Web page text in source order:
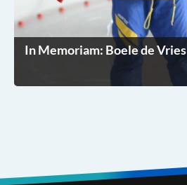
In Memoriam: Boele de Vries